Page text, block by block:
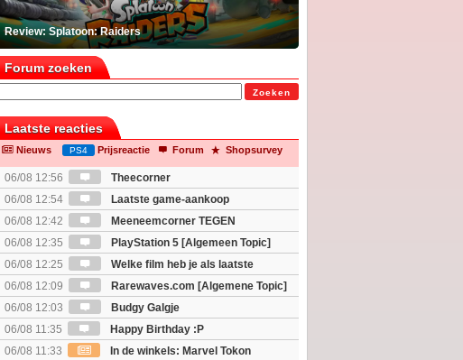
Review: Splatoon: Raiders
Forum zoeken
Zoeken
Laatste reacties
Nieuws PS4 Prijsreactie Forum Shopsurvey
06/08 12:56
Theecorner
06/08 12:54
Laatste game-aankoop
06/08 12:42
Meeneemcorner TEGEN
KOSTPRIJS
06/08 12:35
PlayStation 5 [Algemeen Topic]
06/08 12:25
Welke film heb je als laatste
gezien?
06/08 12:09
Rarewaves.com [Algemene Topic]
06/08 12:03
Budgy Galgje
06/08 11:35
Happy Birthday :P
06/08 11:33
In de winkels: Marvel Tokon